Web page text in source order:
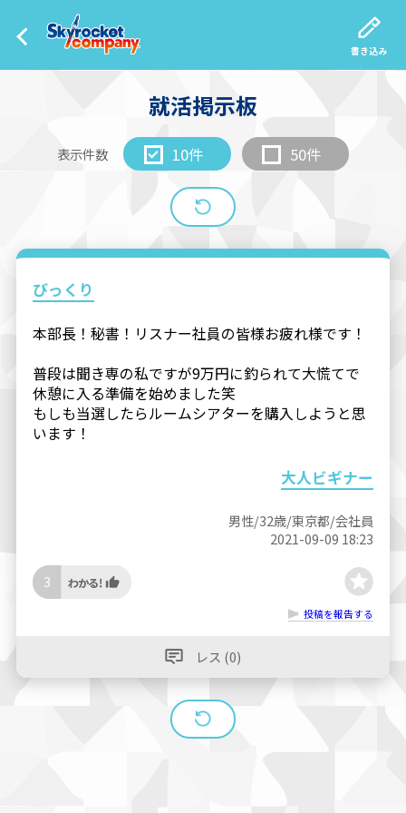
書き込み
就活掲示板
表示件数 10件 50件
びっくり
本部長！秘書！リスナー社員の皆様お疲れ様です！
普段は聞き専の私ですが9万円に釣られて大慌てで
休憩に入る準備を始めました笑
もしも当選したらルームシアターを購入しようと思
います！
大人ビギナー
男性/32歳/東京都/会社員
2021-09-09 18:23
3
投稿を報告する
レス (0)